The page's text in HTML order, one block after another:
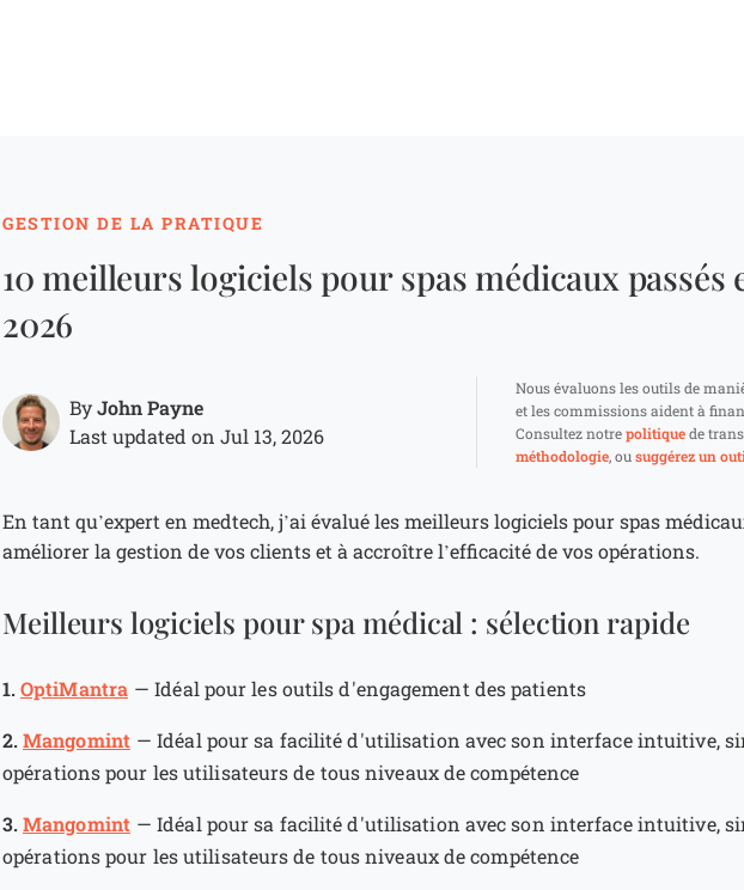
GESTION DE LA PRATIQUE
10 meilleurs logiciels pour spas médicaux passés
2026
ByJohn Payne
Last updated on Jul 13, 2026
Nous évaluons les outils de
et les commissions aident à
Consultez notrepolitiquede
méthodologie, ousuggérez un
En tant qu’expert en medtech, j’ai évalué les meilleurs logiciels pour spas
améliorer la gestion de vos clients et à accroître l’efficacité de vos opérations.
Meilleurs logiciels pour spa médical : sélection rapide
1.OptiMantra —Idéal pour les outils d'engagement des patients
2.Mangomint —Idéal pour sa facilité d'utilisation avec son interface intuitive,
opérations pour les utilisateurs de tous niveaux de compétence
3.Mangomint —Idéal pour sa facilité d'utilisation avec son interface intuitive,
opérations pour les utilisateurs de tous niveaux de compétence